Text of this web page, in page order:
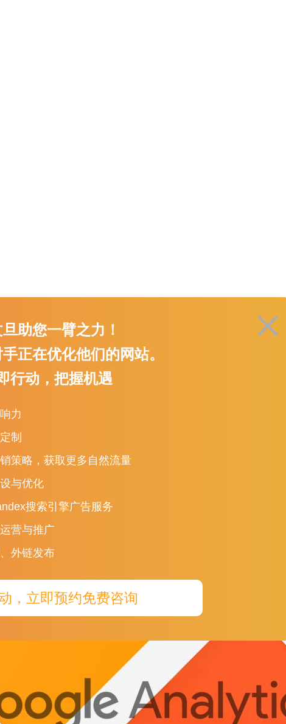
个人流量。现在这样做的原因是不准确的数据是毫无价值的数据，对吧？
营销做出准确的商业决策。
我无法告诉你我多久遇到一次拥有非常不准
非常重要。
过滤器，然后添加过滤器。
我们要做的是确保过滤掉我们自己的 IP 地址
办公室位置，诸如此类。
您实际上可以找到您的 IP 地址，然后您可
助您一臂之力！
正在优化他们的网站。
行动，把握机遇
力
制
策略，获取更多自然流量
与优化
搜索引擎广告服务
营与推广
外链发布
，立即预约免费咨询